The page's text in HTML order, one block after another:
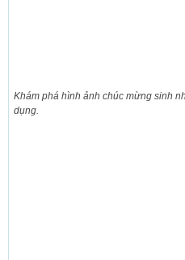
Khám phá hình ảnh chúc mừng sinh
dụng.